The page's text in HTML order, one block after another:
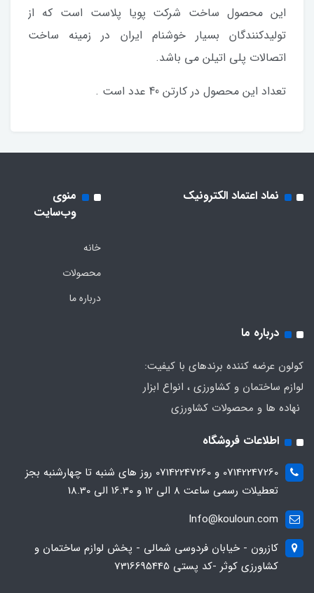
این محصول ساخت شرکت پویا پلاست است که از
تولیدکنندگان بسیار خوشنام ایران در زمینه ساخت
اتصالات پلی اتیلن می باشد.
تعداد این محصول در کارتن 40 عدد است .
نماد اعتماد الکترونیک
منوی
وب‌سایت
خانه
محصولات
درباره ما
درباره ما
کولون عرضه کننده برندهای با کیفیت:
لوازم ساختمان و کشاورزی ، انواع ابزار
نهاده ها و محصولات کشاورزی
اطلاعات فروشگاه
07142247260 و 07142247260 روز های شنبه تا چهارشنبه بجز
تعطیلات رسمی ساعت 8 الی 12 و 16.30 الی 18.30
Info@kouloun.com
کازرون - خیابان فردوسی شمالی - پخش لوازم ساختمان و
کشاورزی کوثر -کد پستی 7316695445